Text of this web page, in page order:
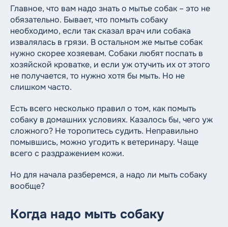
8 (812) 612-11-10
Круглосуточный номер
Главное, что вам надо знать о мытье собак – это не
обязательно. Бывает, что помыть собаку
необходимо, если так сказал врач или собака
извалялась в грязи. В остальном же мытье собак
нужно скорее хозяевам. Собаки любят поспать в
хозяйской кроватке, и если уж отучить их от этого
не получается, то нужно хотя бы мыть. Но не
слишком часто.
Есть всего несколько правил о том, как помыть
собаку в домашних условиях. Казалось бы, чего уж
сложного? Не торопитесь судить. Неправильно
помывшись, можно угодить к ветеринару. Чаще
всего с раздражением кожи.
Но для начала разберемся, а надо ли мыть собаку
вообще?
Когда надо мыть собаку